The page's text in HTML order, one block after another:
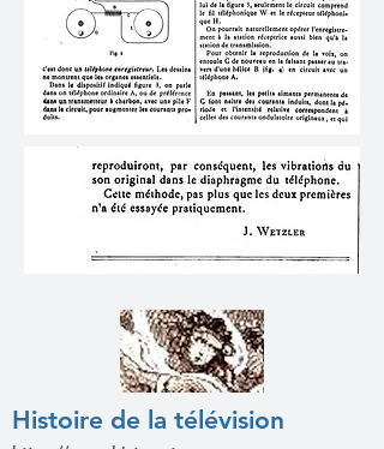
Histoire de la télévision